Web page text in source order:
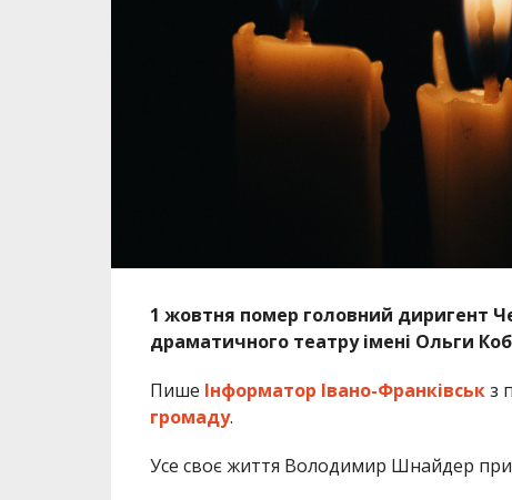
1 жовтня помер головний диригент
драматичного театру імені Ольги
Пише Інформатор Івано-Франківськз
громаду.
Усе своє життя Володимир Шнайдер